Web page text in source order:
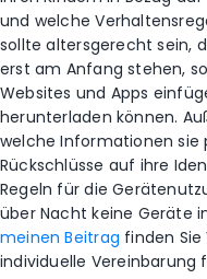
und welche
sollte altersgerecht sein,
erst am Anfang stehen,
Websites und Apps
herunterladen können.
welche Informationen sie
Rückschlüsse auf ihre
Regeln für die
über Nacht keine Geräte
meinen Beitrag finden Sie
individuelle Vereinbarung